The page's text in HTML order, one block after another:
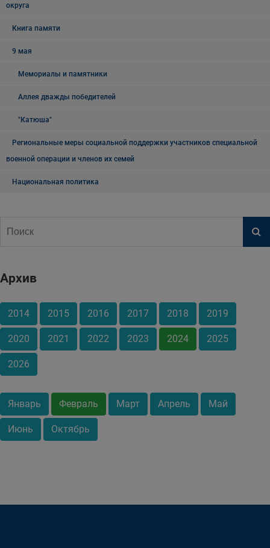
округа
Книга памяти
9 мая
Мемориалы и памятники
Аллея дважды победителей
"Катюша"
Региональные меры социальной поддержки участников специальной
военной операции и членов их семей
Национальная политика
Архив
2014 2015 2016 2017 2018 2019
2020 2021 2022 2023 2024 2025
2026
Январь Февраль Март Апрель Май
Июнь Октябрь